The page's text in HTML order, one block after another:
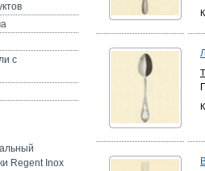
с
Regent Inox